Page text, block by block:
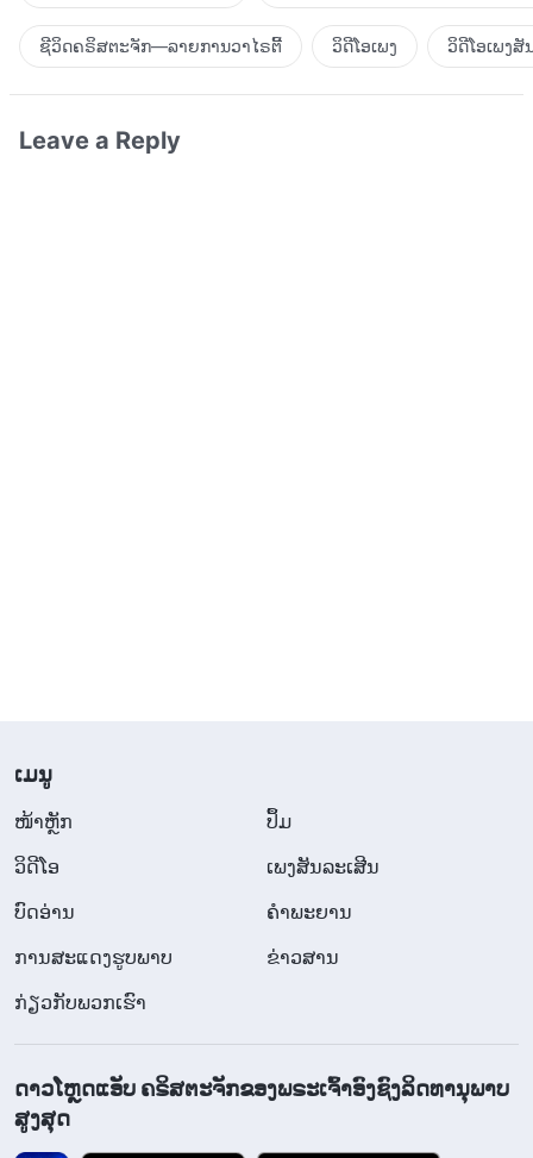
ຊີວິດຄຣິສຕະຈັກ—ລາຍການວາໄຣຕີ້ ວິດີໂອເພງ ວິດີໂອເພງສັ
Leave a Reply
​ເມ​ນູ
​ໜ້າຫຼັກ
ປຶ້ມ
ວິ​ດີ​ໂອ
ເພງສັນລະເສີນ
ບົດອ່ານ
ຄຳພະຍານ
ການສະແດງຮູບພາບ
ຂ່າວສານ
ກ່ຽວກັບພວກເຮົາ
ດາວໂຫຼດແອັບ ຄຣິສຕະຈັກຂອງພຣະເຈົ້າອົງຊົງລິດທານຸພາບ
ສູງສຸດ